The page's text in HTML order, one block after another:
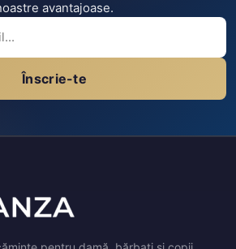
avantajoase.
Înscrie-te